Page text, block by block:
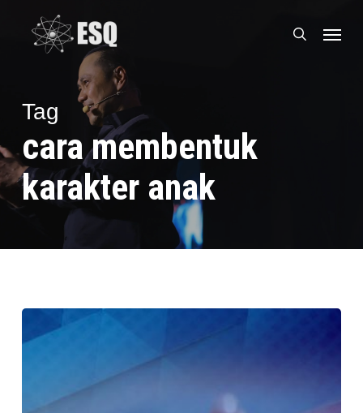
search
Menu
Tag
cara membentuk
karakter anak
Membentuk